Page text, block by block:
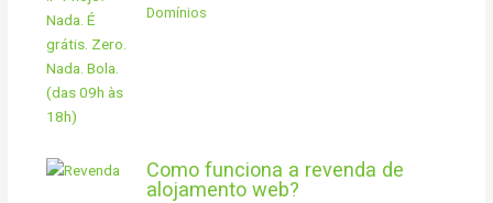
Domínios
Como funciona a revenda de
alojamento web?